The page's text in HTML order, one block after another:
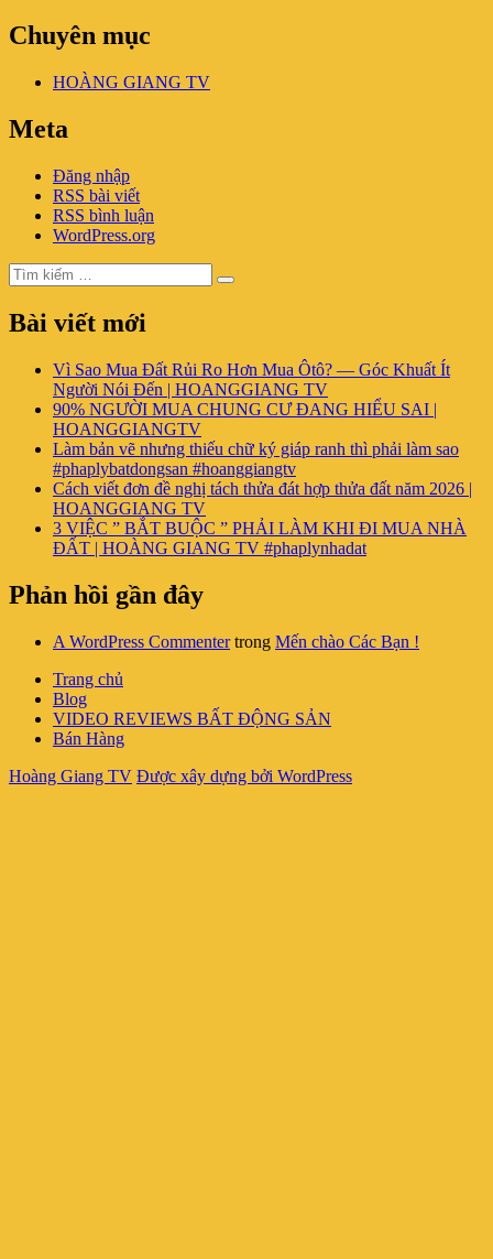
Chuyên mục
HOÀNG GIANG TV
Meta
Đăng nhập
RSS bài viết
RSS bình luận
WordPress.org
Tìm
kiếm:
Tìm
Bài viết mới
Vì Sao Mua Đất Rủi Ro Hơn Mua Ôtô? — Góc Khuất Ít
Người Nói Đến | HOANGGIANG TV
90% NGƯỜI MUA CHUNG CƯ ĐANG HIỂU SAI |
HOANGGIANGTV
Làm bản vẽ nhưng thiếu chữ ký giáp ranh thì phải làm sao
#phaplybatdongsan #hoanggiangtv
Cách viết đơn đề nghị tách thửa đát hợp thửa đất năm 2026 |
HOANGGIANG TV
3 VIỆC ” BẮT BUỘC ” PHẢI LÀM KHI ĐI MUA NHÀ
ĐẤT | HOÀNG GIANG TV #phaplynhadat
Phản hồi gần đây
A WordPress Commentertrong Mến chào Các Bạn !
Trang chủ
Blog
VIDEO REVIEWS BẤT ĐỘNG SẢN
Bán Hàng
Hoàng Giang TV Được xây dựng bởi WordPress